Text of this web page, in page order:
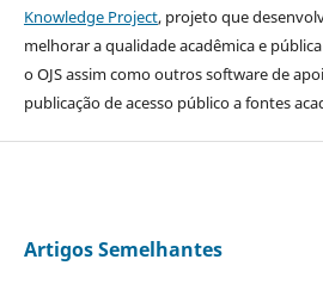
Knowledge Project, projeto que
melhorar a qualidade acadêmica e
o OJS assim como outros software de
publicação de acesso público a fontes
Artigos Semelhantes